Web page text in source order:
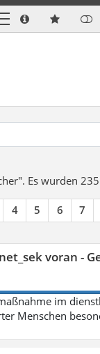
Es wurden
4 5 6 7
voran -
im
Menschen